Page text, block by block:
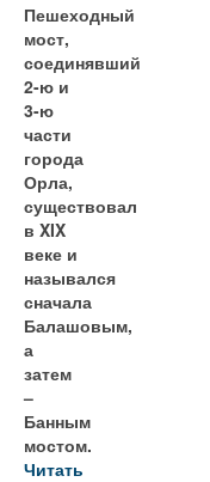
Пешеходный
мост,
соединявший
2-ю и
3-ю
части
города
Орла,
существовал
в XIX
веке и
назывался
сначала
Балашовым,
а
затем
–
Банным
мостом.
Читать